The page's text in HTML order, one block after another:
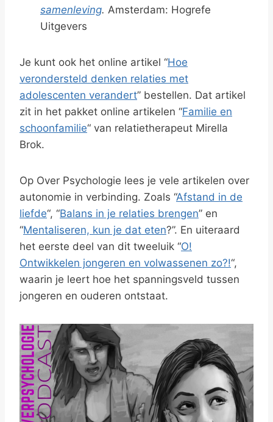
samenleving. Amsterdam: Hogrefe
Uitgevers
Je kunt ook het online artikel “Hoe
verondersteld denken relaties met
adolescenten verandert” bestellen. Dat artikel
zit in het pakket online artikelen “Familie en
schoonfamilie“ van relatietherapeut Mirella
Brok.
Op Over Psychologie lees je vele artikelen over
autonomie in verbinding. Zoals “Afstand in de
liefde“, “Balans in je relaties brengen” en
“Mentaliseren, kun je dat eten?”. En uiteraard
het eerste deel van dit tweeluik “O!
Ontwikkelen jongeren en volwassenen zo?!“,
waarin je leert hoe het spanningsveld tussen
jongeren en ouderen ontstaat.